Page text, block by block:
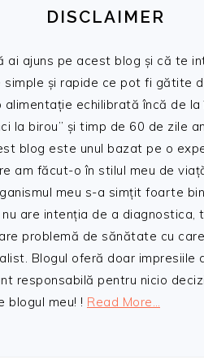
DISCLAIMER
ai ajuns pe acest blog și că te
și rapide ce pot fi gătite
alimentație echilibrată încă de
la birou” și timp de 60 de zile
blog este unul bazat pe o
am făcut-o în stilul meu de
meu s-a simțit foarte
are intenția de a diagnostica,
problemă de sănătate cu
Blogul oferă doar impresiile
responsabilă pentru nicio
blogul meu! ! Read More…